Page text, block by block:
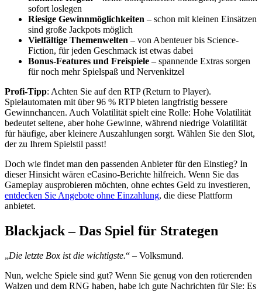
sofort loslegen
Riesige Gewinnmöglichkeiten – schon mit kleinen Einsätzen
sind große Jackpots möglich
Vielfältige Themenwelten – von Abenteuer bis Science-
Fiction, für jeden Geschmack ist etwas dabei
Bonus-Features und Freispiele – spannende Extras sorgen
für noch mehr Spielspaß und Nervenkitzel
Profi-Tipp: Achten Sie auf den RTP (Return to Player).
Spielautomaten mit über 96 % RTP bieten langfristig bessere
Gewinnchancen. Auch Volatilität spielt eine Rolle: Hohe Volatilität
bedeutet seltene, aber hohe Gewinne, während niedrige Volatilität
für häufige, aber kleinere Auszahlungen sorgt. Wählen Sie den Slot,
der zu Ihrem Spielstil passt!
Doch wie findet man den passenden Anbieter für den Einstieg? In
dieser Hinsicht wären eCasino-Berichte hilfreich. Wenn Sie das
Gameplay ausprobieren möchten, ohne echtes Geld zu investieren,
entdecken Sie Angebote ohne Einzahlung, die diese Plattform
anbietet.
Blackjack – Das Spiel für Strategen
„Die letzte Box ist die wichtigste.“ – Volksmund.
Nun, welche Spiele sind gut? Wenn Sie genug von den rotierenden
Walzen und dem RNG haben, habe ich gute Nachrichten für Sie: Es